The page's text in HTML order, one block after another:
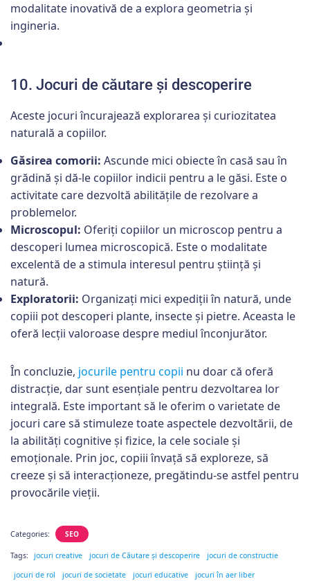
modalitate inovativă de a explora geometria și
ingineria.
10. Jocuri de căutare și descoperire
Aceste jocuri încurajează explorarea și curiozitatea
naturală a copiilor.
Găsirea comorii: Ascunde mici obiecte în casă sau în
grădină și dă-le copiilor indicii pentru a le găsi. Este o
activitate care dezvoltă abilitățile de rezolvare a
problemelor.
Microscopul: Oferiți copiilor un microscop pentru a
descoperi lumea microscopică. Este o modalitate
excelentă de a stimula interesul pentru știință și
natură.
Exploratorii: Organizați mici expediții în natură, unde
copiii pot descoperi plante, insecte și pietre. Aceasta le
oferă lecții valoroase despre mediul înconjurător.
În concluzie, jocurile pentru copii nu doar că oferă
distracție, dar sunt esențiale pentru dezvoltarea lor
integrală. Este important să le oferim o varietate de
jocuri care să stimuleze toate aspectele dezvoltării, de
la abilități cognitive și fizice, la cele sociale și
emoționale. Prin joc, copiii învață să exploreze, să
creeze și să interacționeze, pregătindu-se astfel pentru
provocările vieții.
Categories: SEO
Tags: jocuri creative jocuri de Căutare și descoperire
jocuri de constructie
jocuri de rol
jocuri de societate jocuri educative
jocuri în aer liber